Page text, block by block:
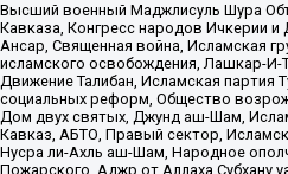
Высший военный Маджлисуль Шура
Кавказа, Конгресс народов Ичкерии и
Ансар, Священная война, Исламская
исламского освобождения, Лашкар-И-
Движение Талибан, Исламская партия
социальных реформ, Общество
Дом двух святых, Джунд аш-Шам,
Кавказ, АБТО, Правый сектор,
Нусра ли-Ахль аш-Шам, Народное
Пожарского, Аджр от Аллаха Субхану